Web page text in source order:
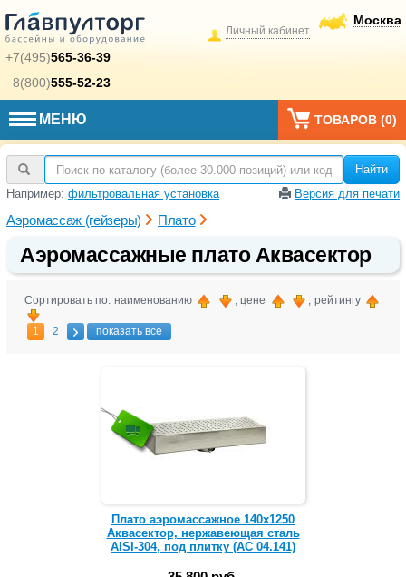
+7(495)565-36-39
8(800)555-52-23
Москва
Личный кабинет
МЕНЮ ТОВАРОВ (0)
Найти
Например: фильтровальная установка Версия для печати
Аэромассаж (гейзеры) Плато
Аэромассажные плато Аквасектор
Сортировать по: наименованию , цене , рейтингу
1 2 показать все
Плато аэромассажное 140х1250
Аквасектор, нержавеющая сталь
AISI-304, под плитку (АС 04.141)